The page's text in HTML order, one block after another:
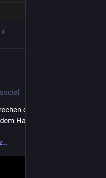
4
den 90er
Hause Psygnosis für